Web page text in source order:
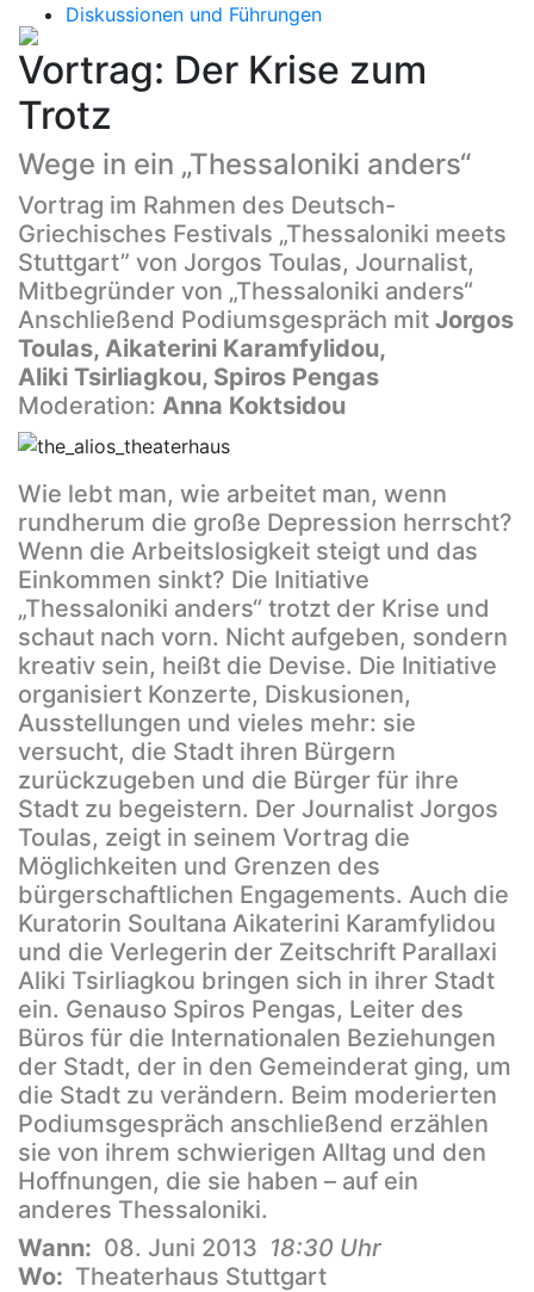
Diskussionen und Führungen
Vortrag: Der Krise zum
Trotz
Wege in ein „Thessaloniki anders“
Vortrag im Rahmen des Deutsch-
Griechisches Festivals „Thessaloniki meets
Stuttgart” von Jorgos Toulas, Journalist,
Mitbegründer von „Thessaloniki anders“
Anschließend Podiumsgespräch mit Jorgos
Toulas, Aikaterini Karamfylidou,
Aliki Tsirliagkou, Spiros Pengas
Moderation: Anna Koktsidou
Wie lebt man, wie arbeitet man, wenn
rundherum die große Depression herrscht?
Wenn die Arbeitslosigkeit steigt und das
Einkommen sinkt? Die Initiative
„Thessaloniki anders“ trotzt der Krise und
schaut nach vorn. Nicht aufgeben, sondern
kreativ sein, heißt die Devise. Die Initiative
organisiert Konzerte, Diskusionen,
Ausstellungen und vieles mehr: sie
versucht, die Stadt ihren Bürgern
zurückzugeben und die Bürger für ihre
Stadt zu begeistern. Der Journalist Jorgos
Toulas, zeigt in seinem Vortrag die
Möglichkeiten und Grenzen des
bürgerschaftlichen Engagements. Auch die
Kuratorin Soultana Aikaterini Karamfylidou
und die Verlegerin der Zeitschrift Parallaxi
Aliki Tsirliagkou bringen sich in ihrer Stadt
ein. Genauso Spiros Pengas, Leiter des
Büros für die Internationalen Beziehungen
der Stadt, der in den Gemeinderat ging, um
die Stadt zu verändern. Beim moderierten
Podiumsgespräch anschließend erzählen
sie von ihrem schwierigen Alltag und den
Hoffnungen, die sie haben – auf ein
anderes Thessaloniki.
Wann: 08. Juni 2013 18:30 Uhr
Wo: Theaterhaus Stuttgart